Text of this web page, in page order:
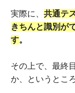
実際に、共通テ
きちんと識別が
す。
その上で、最終
か、というとこ